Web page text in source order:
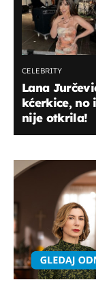
CELEBRITY
Lana
kćerkice, no
nije otkrila!